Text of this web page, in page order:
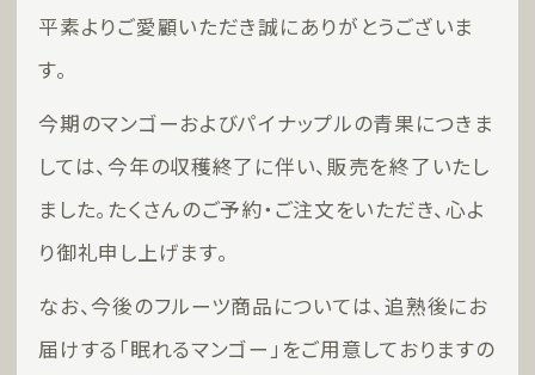
平素よりご愛顧いただき誠にありがとうございま
す。
今期のマンゴーおよびパイナップルの青果につきま
しては、今年の収穫終了に伴い、販売を終了いたし
ました。たくさんのご予約・ご注文をいただき、心よ
り御礼申し上げます。
なお、今後のフルーツ商品については、追熟後にお
届けする「眠れるマンゴー」をご用意しておりますの